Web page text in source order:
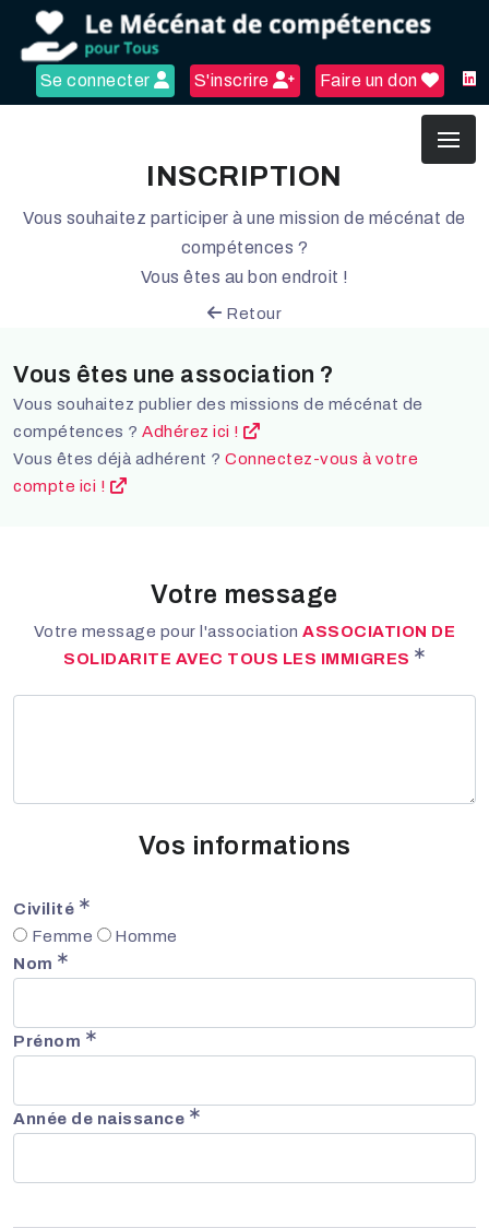
Se connecter S'inscrire Faire un don
INSCRIPTION
Vous souhaitez participer à une mission de mécénat de
compétences ?
Vous êtes au bon endroit !
Retour
Vous êtes une association ?
Vous souhaitez publier des missions de mécénat de
compétences ? Adhérez ici !
Vous êtes déjà adhérent ? Connectez-vous à votre
compte ici !
Votre message
Votre message pour l'associationASSOCIATION DE
SOLIDARITE AVEC TOUS LES IMMIGRES
Vos informations
Civilité
Femme
Homme
Nom
Prénom
Année de naissance